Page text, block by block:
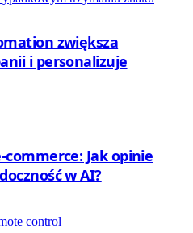
zwiększa
i personalizuje
commerce: Jak opinie
w AI?